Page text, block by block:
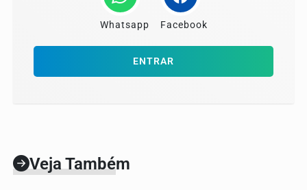
Whatsapp Facebook
ENTRAR
Veja Também